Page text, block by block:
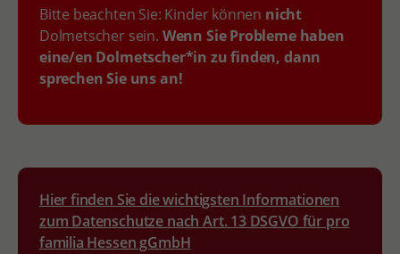
Bitte beachten Sie: Kinder können nicht
Dolmetscher sein. Wenn Sie Probleme haben
eine/en Dolmetscher*in zu finden, dann
sprechen Sie uns an!
Hier finden Sie die wichtigsten Informationen
zum Datenschutze nach Art. 13 DSGVO für pro
familia Hessen gGmbH